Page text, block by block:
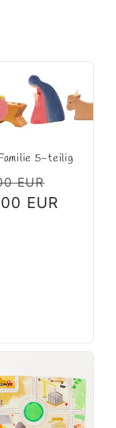
5-teilig
EUR
EUR